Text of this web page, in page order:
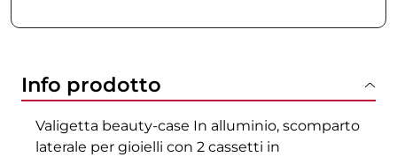
Info prodotto
Valigetta beauty-case In alluminio, scomparto
laterale per gioielli con 2 cassetti in